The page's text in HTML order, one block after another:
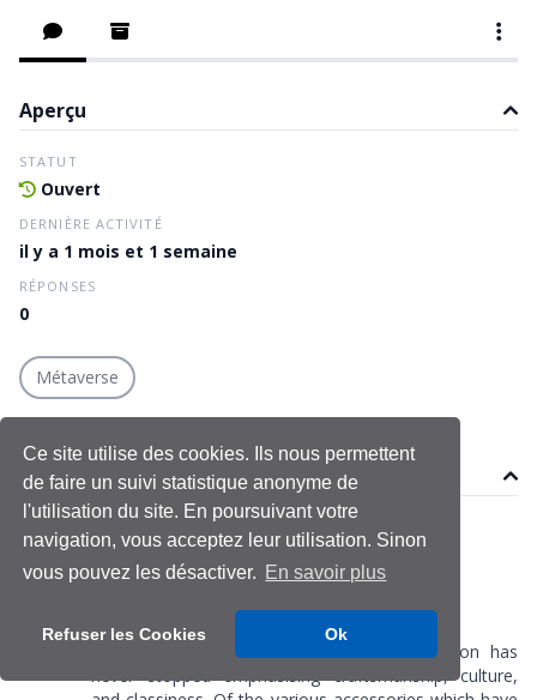
Ce site utilise des cookies. Ils nous permettent
de faire un suivi statistique anonyme de
l'utilisation du site. En poursuivant votre
navigation, vous acceptez leur utilisation. Sinon
vous pouvez les désactiver. En savoir plus
Refuser les Cookies Ok
Aperçu
STATUT
Ouvert
DERNIÈRE ACTIVITÉ
il y a 1 mois et 1 semaine
RÉPONSES
0
Métaverse
Sujet
Gulbahar008978
Dernière modification le 24 juin 2026
<span style= »font-weight: 400″>Ethnic fashion has
never stopped emphasising craftsmanship, culture,